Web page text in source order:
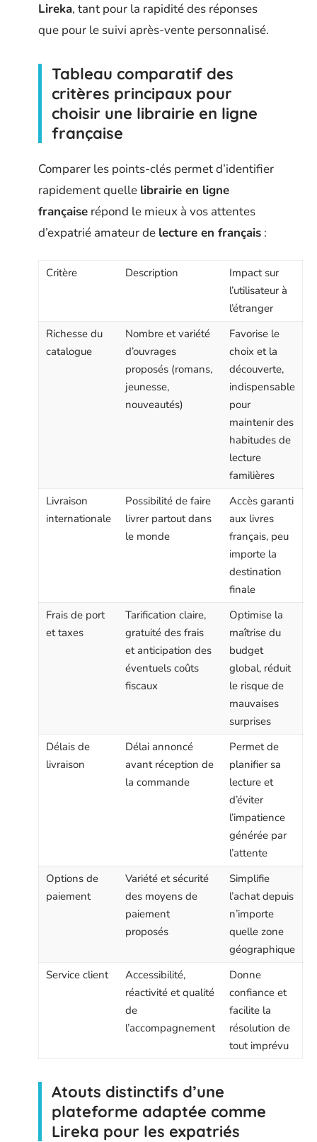
Lireka, tant pour la rapidité des réponses
que pour le suivi après-vente personnalisé.
Tableau comparatif des
critères principaux pour
choisir une librairie en ligne
française
Comparer les points-clés permet d’identifier
rapidement quelle librairie en ligne
française répond le mieux à vos attentes
d’expatrié amateur de lecture en français :
Critère Description
Impact sur
l’utilisateur à
l’étranger
Richesse du
catalogue
Nombre et variété
d’ouvrages
proposés (romans,
jeunesse,
nouveautés)
Favorise le
choix et la
découverte,
indispensable
pour
maintenir des
habitudes de
lecture
familières
Livraison
internationale
Possibilité de faire
livrer partout dans
le monde
Accès garanti
aux livres
français, peu
importe la
destination
finale
Frais de port
et taxes
Tarification claire,
gratuité des frais
et anticipation des
éventuels coûts
fiscaux
Optimise la
maîtrise du
budget
global, réduit
le risque de
mauvaises
surprises
Délais de
livraison
Délai annoncé
avant réception de
la commande
Permet de
planifier sa
lecture et
d’éviter
l’impatience
générée par
l’attente
Options de
paiement
Variété et sécurité
des moyens de
paiement
proposés
Simplifie
l’achat depuis
n’importe
quelle zone
géographique
Service client
Accessibilité,
réactivité et qualité
de
l’accompagnement
Donne
confiance et
facilite la
résolution de
tout imprévu
Atouts distinctifs d’une
plateforme adaptée comme
Lireka pour les expatriés